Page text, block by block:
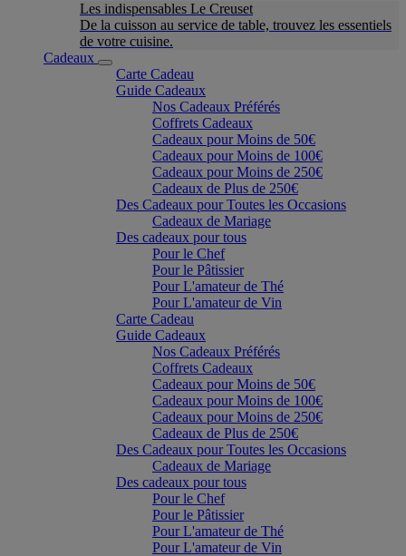
Les indispensables Le Creuset
De la cuisson au service de table, trouvez les essentiels
de votre cuisine.
Cadeaux
Carte Cadeau
Guide Cadeaux
Nos Cadeaux Préférés
Coffrets Cadeaux
Cadeaux pour Moins de 50€
Cadeaux pour Moins de 100€
Cadeaux pour Moins de 250€
Cadeaux de Plus de 250€
Des Cadeaux pour Toutes les Occasions
Cadeaux de Mariage
Des cadeaux pour tous
Pour le Chef
Pour le Pâtissier
Pour L'amateur de Thé
Pour L'amateur de Vin
Carte Cadeau
Guide Cadeaux
Nos Cadeaux Préférés
Coffrets Cadeaux
Cadeaux pour Moins de 50€
Cadeaux pour Moins de 100€
Cadeaux pour Moins de 250€
Cadeaux de Plus de 250€
Des Cadeaux pour Toutes les Occasions
Cadeaux de Mariage
Des cadeaux pour tous
Pour le Chef
Pour le Pâtissier
Pour L'amateur de Thé
Pour L'amateur de Vin